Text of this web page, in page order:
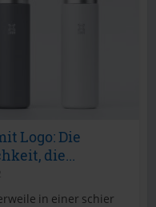
Logo: Die
die...
in einer schier